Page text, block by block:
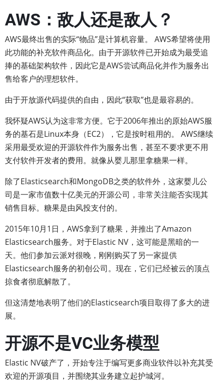
AWS：敌人还是敌人？
AWS最终出售的实际“物品”是计算机容量。 AWS希望将使用
此功能的补充软件商品化。由于开源软件已开始成为最受追
捧的基础架构软件，因此它是AWS尝试商品化并作为服务出
售给客户的理想软件。
由于开放源代码提供的自由，因此“获取”也是最容易的。
我怀疑AWS认为这非常方便。它于2006年推出的原始AWS服
务的基石是Linux本身（EC2），它是按时租用的。 AWS继续
采用最受欢迎的开源软件作为服务出售，甚至不要求更不用
支付软件开发者的费用。就像从婴儿那里拿糖果一样。
除了Elasticsearch和MongoDB之类的软件外，这家婴儿公
司是一家市值数十亿美元的开源公司，非常关注能否实现其
销售目标。糖果是由风投支付的。
2015年10月1日，AWS拿到了糖果，并推出了Amazon
Elasticsearch服务。对于Elastic NV，这可能是黑暗的一
天。他们参加云派对很晚，刚刚购买了另一家提供
Elasticsearch服务的初创公司。现在，它们已经被云的顶点
掠食者彻底解散了。
但这清楚地表明了他们的Elasticsearch项目取得了多大的进
展。
开源不是VC业务模型
Elastic NV破产了，开始专注于编写更多商业软件以补充其受
欢迎的开源项目，并围绕其业务建立起护城河。